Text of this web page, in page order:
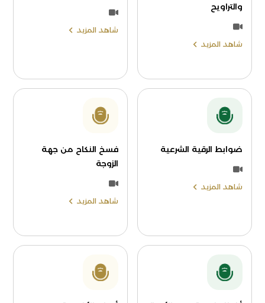
والتراويح
شاهد المزيد
شاهد المزيد
ضوابط الرقية الشرعية
شاهد المزيد
فسخ النكاح من جهة
الزوجة
شاهد المزيد